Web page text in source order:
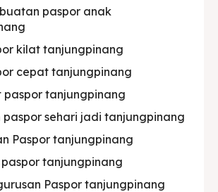
paspor anak
kilat tanjungpinang
cepat tanjungpinang
paspor tanjungpinang
paspor sehari jadi tanjungpinang
Paspor tanjungpinang
tanjungpinang
Paspor tanjungpinang